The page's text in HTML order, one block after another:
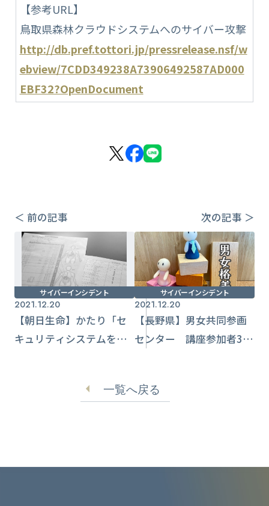
【参考URL】
鳥取県森林クラウドシステムへのサイバー攻撃
http://db.pref.tottori.jp/pressrelease.nsf/w
ebview/7CDD349238A73906492587AD000
EBF32?OpenDocument
＜ 前の記事 次の記事 ＞
サイバーインシデント
2021.12.20
【朝日生命】かたり「セ
キュリティシステムを更
サイバーインシデント
2021.12.20
【長野県】男女共同参画
センター 講座参加者36
一覧へ戻る